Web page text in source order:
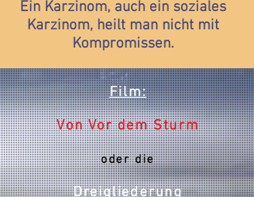
Ein Karzinom, auch ein soziales
Karzinom, heilt man nicht mit
Kompromissen.
Film:
Von Vor dem Sturm
oder die
Dreigliederung